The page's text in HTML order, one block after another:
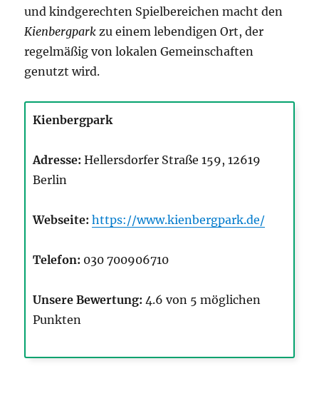
und kindgerechten Spielbereichen macht den
Kienbergpark zu einem lebendigen Ort, der
regelmäßig von lokalen Gemeinschaften
genutzt wird.
Kienbergpark
Adresse: Hellersdorfer Straße 159, 12619
Berlin
Webseite: https://www.kienbergpark.de/
Telefon: 030 700906710
Unsere Bewertung: 4.6 von 5 möglichen
Punkten